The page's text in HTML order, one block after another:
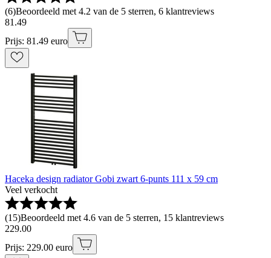
(6)Beoordeeld met 4.2 van de 5 sterren, 6 klantreviews
81 .49
Prijs: 81.49 euro
Haceka design radiator Gobi zwart 6-punts 111 x 59 cm
Veel verkocht
(15)Beoordeeld met 4.6 van de 5 sterren, 15 klantreviews
229.00
Prijs: 229.00 euro